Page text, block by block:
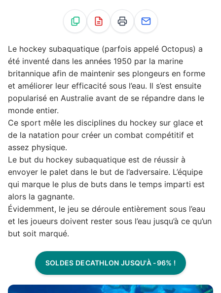
Le hockey subaquatique (parfois appelé Octopus) a
été inventé dans les années 1950 par la marine
britannique afin de maintenir ses plongeurs en forme
et améliorer leur efficacité sous l’eau. Il s’est ensuite
popularisé en Australie avant de se répandre dans le
monde entier.
Ce sport mêle les disciplines du hockey sur glace et
de la natation pour créer un combat compétitif et
assez physique.
Le but du hockey subaquatique est de réussir à
envoyer le palet dans le but de l’adversaire. L’équipe
qui marque le plus de buts dans le temps imparti est
alors la gagnante.
Évidemment, le jeu se déroule entièrement sous l’eau
et les joueurs doivent rester sous l’eau jusqu’à ce qu’un
but soit marqué.
SOLDES DECATHLON JUSQU'À -96% !